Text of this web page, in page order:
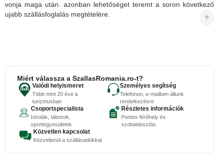
vonja maga után. azonban lehetőséget teremt a soron következő
ujabb szállásfoglalás megtételére.
Miért válassza a SzallasRomania.ro-t?
Valódi helyismeret
Több mint 20 éve a
turizmusban
Személyes segítség
Telefonon, e-mailben állunk
rendelkezésre
Csoportspecialista
Iskolák, táborok,
sportegyesületek
Részletes információk
Pontos férőhely és
szobaelosztás
Közvetlen kapcsolat
Közvetlenül a szállásadókkal